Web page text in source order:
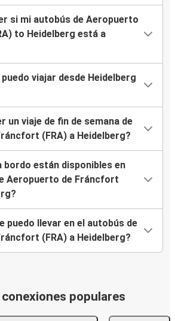
si mi autobús de Aeropuerto
to Heidelberg está a
viajar desde Heidelberg
un viaje de fin de semana de
(FRA) a Heidelberg?
bordo están disponibles en
Aeropuerto de Fráncfort
puedo llevar en el autobús de
(FRA) a Heidelberg?
populares